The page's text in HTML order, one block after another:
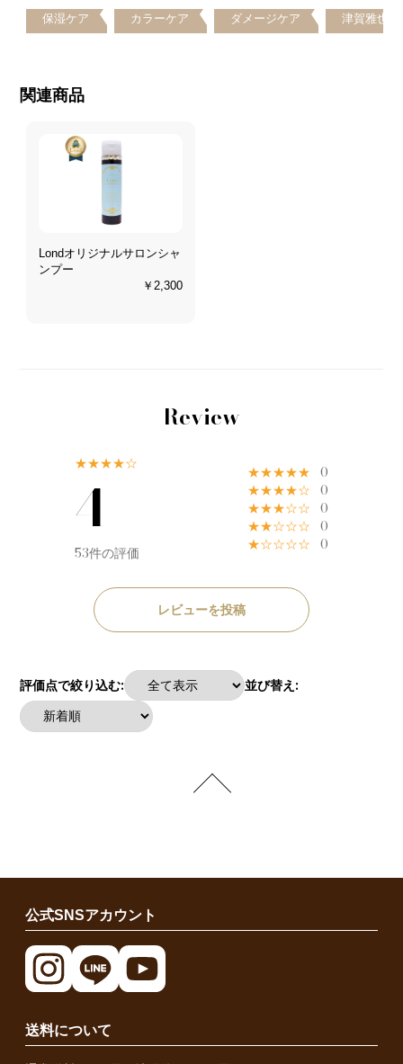
保湿ケア カラーケア ダメージケア 津賀雅也
関連商品
Londオリジナルサロンシャ
ンプー
￥2,300
Review
★★★★☆
4
53件の評価
★★★★★ 0
★★★★☆ 0
★★★☆☆ 0
★★☆☆☆ 0
★☆☆☆☆ 0
レビューを投稿
評価点で絞り込む: 並び替え:
公式SNSアカウント
送料について